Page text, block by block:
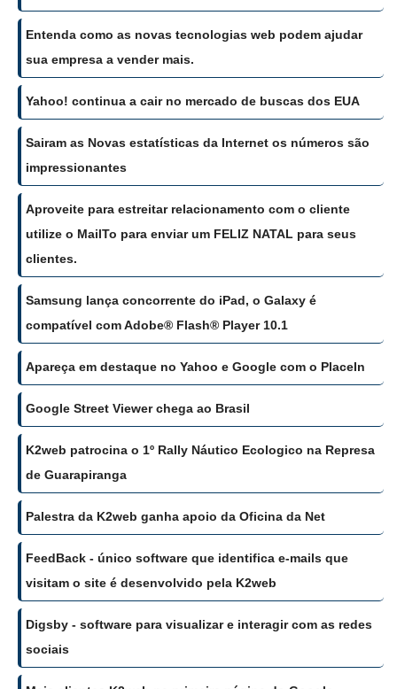
Entenda como as novas tecnologias web podem ajudar
sua empresa a vender mais.
Yahoo! continua a cair no mercado de buscas dos EUA
Sairam as Novas estatísticas da Internet os números são
impressionantes
Aproveite para estreitar relacionamento com o cliente
utilize o MailTo para enviar um FELIZ NATAL para seus
clientes.
Samsung lança concorrente do iPad, o Galaxy é
compatível com Adobe® Flash® Player 10.1
Apareça em destaque no Yahoo e Google com o PlaceIn
Google Street Viewer chega ao Brasil
K2web patrocina o 1º Rally Náutico Ecologico na Represa
de Guarapiranga
Palestra da K2web ganha apoio da Oficina da Net
FeedBack - único software que identifica e-mails que
visitam o site é desenvolvido pela K2web
Digsby - software para visualizar e interagir com as redes
sociais